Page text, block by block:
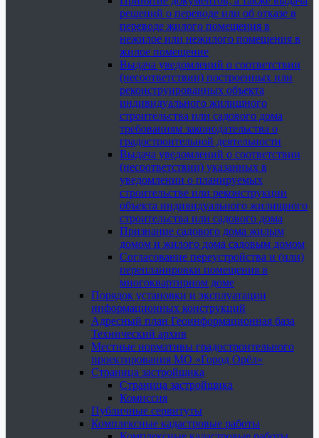
решений о переводе или об отказе в
переводе жилого помещения в
нежилое или нежилого помещения в
жилое помещение
Выдача уведомлений о соответствии
(несоответствии) построенных или
реконструированных объекта
индивидуального жилищного
строительства или садового дома
требованиям законодательства о
градостроительной деятельности
Выдача уведомлений о соответствии
(несоответствии) указанных в
уведомлении о планируемых
строительстве или реконструкции
объекта индивидуального жилищного
строительства или садового дома
Признание садового дома жилым
домом и жилого дома садовым домом
Согласование переустройства и (или)
перепланировки помещения в
многоквартирном доме
Порядок установки и эксплуатации
информационных конструкций
Адресный план Геоинформационная база
Технический архив
Местные нормативы градостроительного
проектирования МО «Город Орёл»
Страница застройщика
Страница застройщика
Комиссия
Публичные сервитуты
Комплексные кадастровые работы